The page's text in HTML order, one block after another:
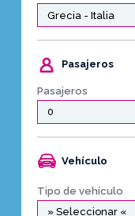
Pasajeros
Pasajeros
Vehículo
Tipo de vehículo